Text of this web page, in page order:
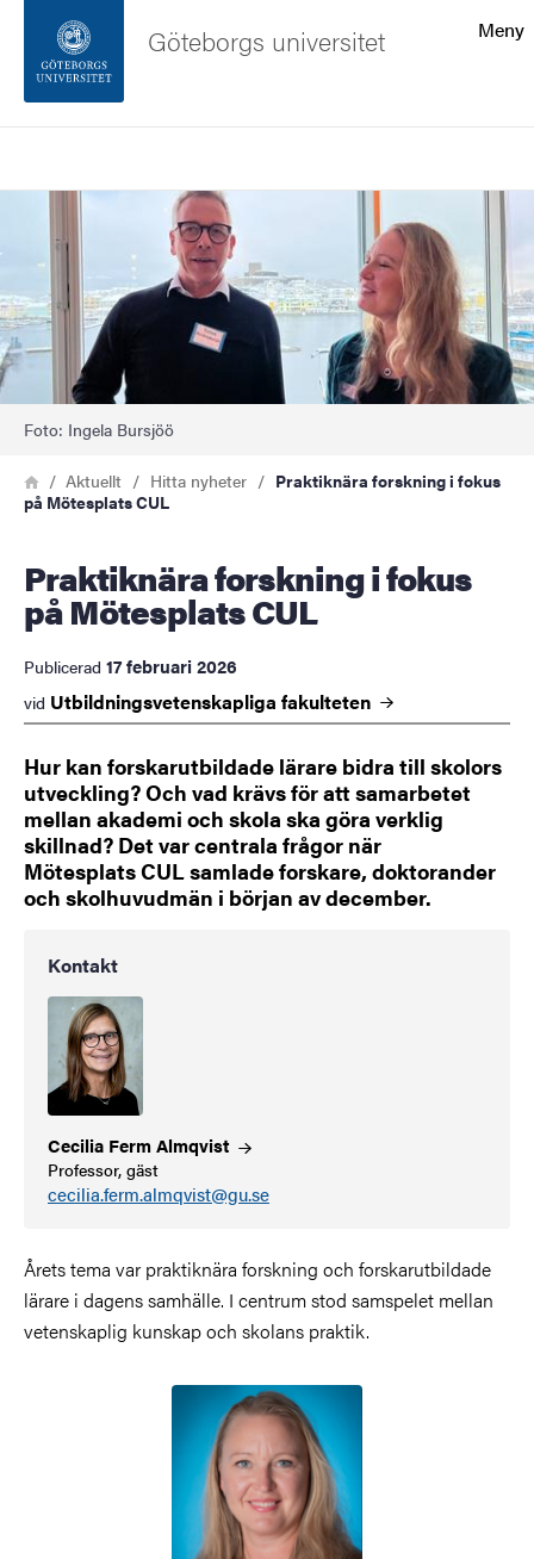
Sidfoten
Om webbplatsen
Meny
Göteborgs universitet
Bild
Foto: Ingela Bursjöö
Länkstig
HemAktuellt Hitta nyheter
Praktiknära forskning i fokus
på Mötesplats CUL
Praktiknära forskning i fokus
på Mötesplats CUL
Publicerad 17 februari 2026
vid Utbildningsvetenskapliga fakulteten
Hur kan forskarutbildade lärare bidra till skolors
utveckling? Och vad krävs för att samarbetet
mellan akademi och skola ska göra verklig
skillnad? Det var centrala frågor när
Mötesplats CUL samlade forskare, doktorander
och skolhuvudmän i början av december.
Kontakt
Cecilia FermAlmqvist
Professor, gäst
cecilia.ferm.almqvist@gu.se
Årets tema var praktiknära forskning och forskarutbildade
lärare i dagens samhälle. I centrum stod samspelet mellan
vetenskaplig kunskap och skolans praktik.
Bild